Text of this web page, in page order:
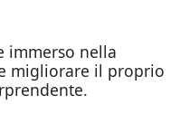
immerso nella
migliorare il proprio